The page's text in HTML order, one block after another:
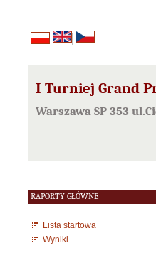
I Turniej Grand
Warszawa SP 353
RAPORTY GŁÓWNE
Lista startowa
Wyniki